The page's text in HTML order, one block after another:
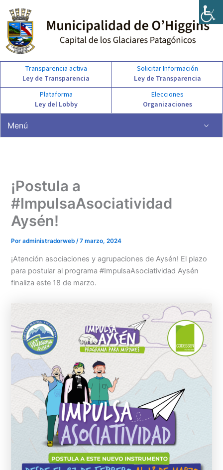
contenido
Transparencia activa
Ley de Transparencia
Solicitar Información
Ley de Transparencia
Plataforma
Ley del Lobby
Elecciones
Organizaciones
Menú
¡Postula a
#ImpulsaAsociatividad
Aysén!
Poradministradorweb/7 marzo, 2024
¡Atención asociaciones y agrupaciones de Aysén! El plazo
para postular al programa #ImpulsaAsociatividad Aysén
finaliza este 18 de marzo.